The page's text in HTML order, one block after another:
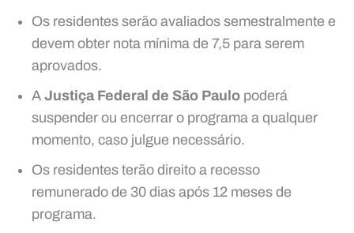
Os residentes serão avaliados semestralmente e
devem obter nota mínima de 7,5 para serem
aprovados.
A Justiça Federal de São Paulo poderá
suspender ou encerrar o programa a qualquer
momento, caso julgue necessário.
Os residentes terão direito a recesso
remunerado de 30 dias após 12 meses de
programa.